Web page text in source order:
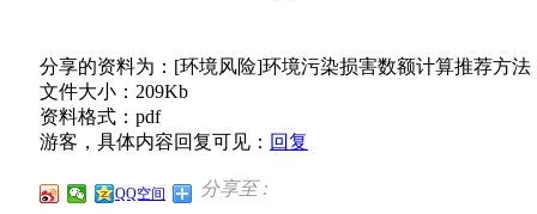
分享的资料为：[环境风险]环境污染损害数额计算推荐方法
文件大小：209Kb
资料格式：pdf
游客，具体内容回复可见： 回复
分享至 :
QQ空间